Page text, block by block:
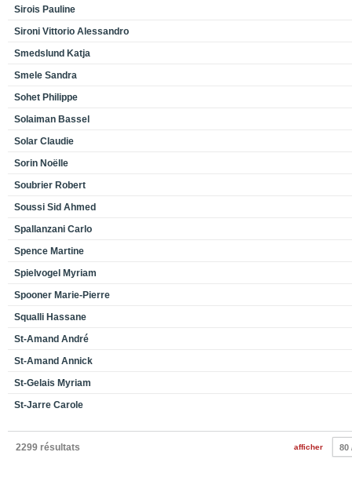
Sirois Pauline
Sironi Vittorio Alessandro
Smedslund Katja
Smele Sandra
Sohet Philippe
Solaiman Bassel
Solar Claudie
Sorin Noëlle
Soubrier Robert
Soussi Sid Ahmed
Spallanzani Carlo
Spence Martine
Spielvogel Myriam
Spooner Marie-Pierre
Squalli Hassane
St-Amand André
St-Amand Annick
St-Gelais Myriam
St-Jarre Carole
2299 résultats afficher 80